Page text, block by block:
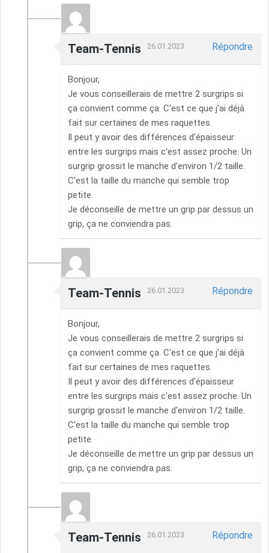
Team-Tennis 26.01.2023 Répondre
Bonjour,
Je vous conseillerais de mettre 2 surgrips si
ça convient comme ça. C'est ce que j'ai déjà
fait sur certaines de mes raquettes.
Il peut y avoir des différences d'épaisseur
entre les surgrips mais c'est assez proche. Un
surgrip grossit le manche d'environ 1/2 taille.
C'est la taille du manche qui semble trop
petite.
Je déconseille de mettre un grip par dessus un
grip, ça ne conviendra pas.
Team-Tennis 26.01.2023 Répondre
Bonjour,
Je vous conseillerais de mettre 2 surgrips si
ça convient comme ça. C'est ce que j'ai déjà
fait sur certaines de mes raquettes.
Il peut y avoir des différences d'épaisseur
entre les surgrips mais c'est assez proche. Un
surgrip grossit le manche d'environ 1/2 taille.
C'est la taille du manche qui semble trop
petite.
Je déconseille de mettre un grip par dessus un
grip, ça ne conviendra pas.
Team-Tennis 26.01.2023 Répondre